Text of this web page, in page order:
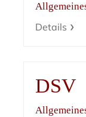
Details
DSV